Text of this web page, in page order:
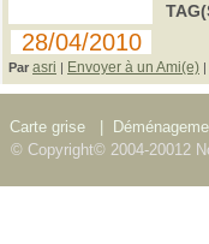
28/04/2010
Par asri | Envoyer à un Ami(e) |
Carte grise
© Copyright© 2004-20012